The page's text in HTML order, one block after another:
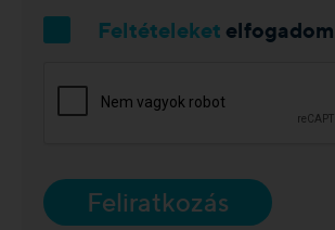
Feltételeket
Feliratkozás